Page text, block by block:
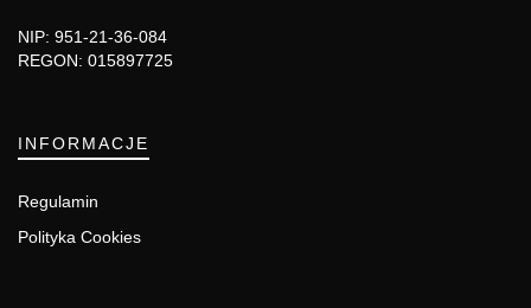
NIP: 951-21-36-084
REGON: 015897725
INFORMACJE
Regulamin
Polityka Cookies